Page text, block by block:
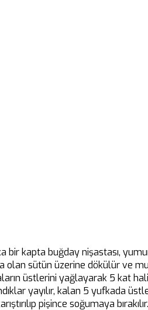
bir kapta buğday nişastası,
olan sütün üzerine dökülür ve
üstlerini yağlayarak 5 kat
yayılır, kalan 5 yufkada
pişince soğumaya bırakılır.